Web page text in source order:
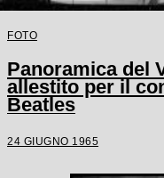
FOTO
Panoramica del
allestito per il
Beatles
24 GIUGNO 1965